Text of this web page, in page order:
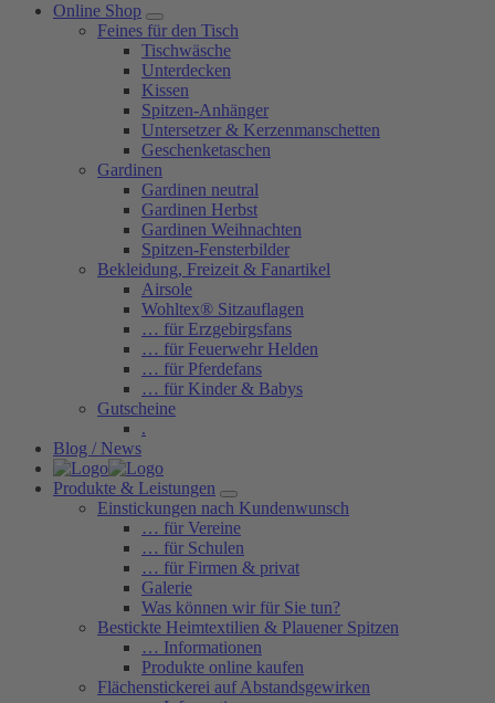
Online Shop
Feines für den Tisch
Tischwäsche
Unterdecken
Kissen
Spitzen-Anhänger
Untersetzer & Kerzenmanschetten
Geschenketaschen
Gardinen
Gardinen neutral
Gardinen Herbst
Gardinen Weihnachten
Spitzen-Fensterbilder
Bekleidung, Freizeit & Fanartikel
Airsole
Wohltex® Sitzauflagen
… für Erzgebirgsfans
… für Feuerwehr Helden
… für Pferdefans
… für Kinder & Babys
Gutscheine
.
Blog / News
Produkte & Leistungen
Einstickungen nach Kundenwunsch
… für Vereine
… für Schulen
… für Firmen & privat
Galerie
Was können wir für Sie tun?
Bestickte Heimtextilien & Plauener Spitzen
… Informationen
Produkte online kaufen
Flächenstickerei auf Abstandsgewirken